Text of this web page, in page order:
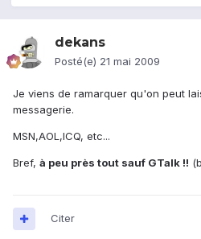
dekans
Posté(e) 21 mai 2009
Je viens de ramarquer qu'on peut
messagerie.
MSN,AOL,ICQ, etc...
Bref, à peu près tout sauf GTalk !!
Citer